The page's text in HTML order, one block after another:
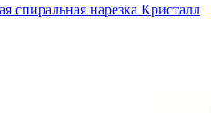
нарезка Кристалл